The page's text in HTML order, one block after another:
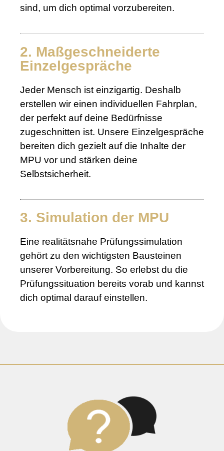
sind, um dich optimal vorzubereiten.
2. Maßgeschneiderte
Einzelgespräche
Jeder Mensch ist einzigartig. Deshalb
erstellen wir einen individuellen Fahrplan,
der perfekt auf deine Bedürfnisse
zugeschnitten ist. Unsere Einzelgespräche
bereiten dich gezielt auf die Inhalte der
MPU vor und stärken deine
Selbstsicherheit.
3. Simulation der MPU
Eine realitätsnahe Prüfungssimulation
gehört zu den wichtigsten Bausteinen
unserer Vorbereitung. So erlebst du die
Prüfungssituation bereits vorab und kannst
dich optimal darauf einstellen.